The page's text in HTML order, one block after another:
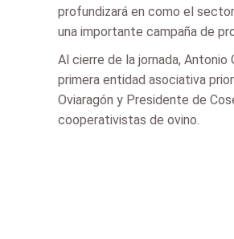
profundizará en como el
una importante campaña de
Al cierre de la jornada,
primera entidad asociativa
Oviaragón y Presidente de
cooperativistas de ovino.